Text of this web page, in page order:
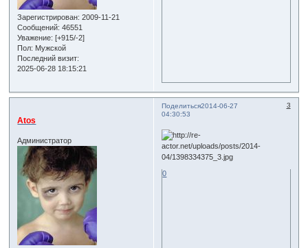
Зарегистрирован: 2009-11-21
Сообщений: 46551
Уважение: [+915/-2]
Пол: Мужской
Последний визит:
2025-06-28 18:15:21
Поделиться 3
2014-06-27
04:30:53
Atos
Администратор
0